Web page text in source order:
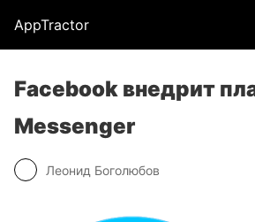
AppTractor
Facebook внедрит
Messenger
Леонид Боголюбов